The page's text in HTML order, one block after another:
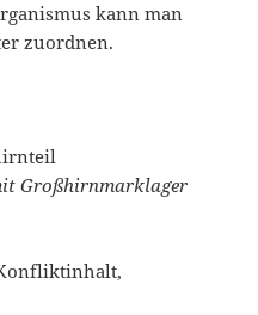
kann man
zuordnen.
Großhirnmarklager